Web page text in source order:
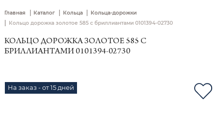
Главная | Каталог | Кольца | Кольца-дорожки
| Кольцо дорожка золотое 585 с бриллиантами 0101394-02730
КОЛЬЦО ДОРОЖКА ЗОЛОТОЕ 585 С
БРИЛЛИАНТАМИ 0101394-02730
На заказ - от 15 дней